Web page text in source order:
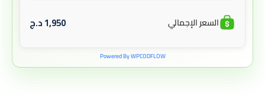
السعر الإجمالي 1,950د.ج
Powered By WPCODFLOW